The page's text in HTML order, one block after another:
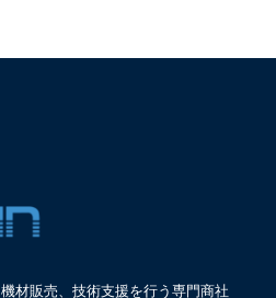
機材販売、技術支援を行う専門商社